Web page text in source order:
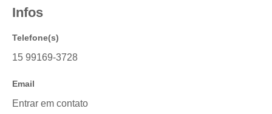
Infos
Telefone(s)
15 99169-3728
Email
Entrar em contato